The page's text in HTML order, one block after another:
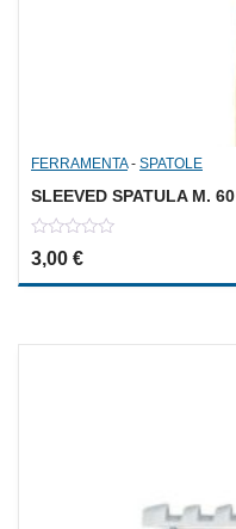
FERRAMENTA- SPATOLE
SLEEVED SPATULA M. 60
0
out
of
3,00 €